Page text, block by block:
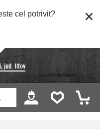
cel potrivit?
jud. Ilfov